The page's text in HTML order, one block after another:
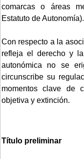
comarcas o áreas
Estatuto de Autonomía).
Con respecto a la
refleja el derecho y
autonómica no se
circunscribe su
momentos clave de
objetiva y extinción.
Título preliminar